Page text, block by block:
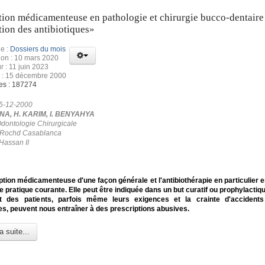
médicamenteuse en pathologie et chirurgie bucco-
des antibiotiques»
: Dossiers du mois
: 10 mars 2020
: 11 juin 2023
15 décembre 2000
: 187274
12-2000
H. KARIM, I. BENYAHYA
Chirurgicale
Casablanca
II
médicamenteuse d'une façon générale et l'antibiothérapie en particulier
pratique courante. Elle peut être indiquée dans un but curatif ou
des patients, parfois même leurs exigences et la crainte d'accidents
peuvent nous entraîner à des prescriptions abusives.
suite...